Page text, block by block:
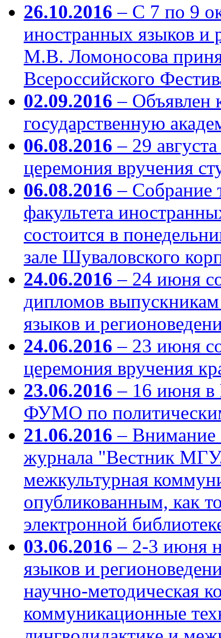
26.10.2016 – С 7 по 9
иностранных языков
М.В. Ломоносова
Всероссийского
02.09.2016 – Объявлен
государственную
06.08.2016 – 29
церемония вручения
06.08.2016 – Собрание
факультета
состоится в
зале Шуваловского
24.06.2016 – 24 июня
дипломов
языков и
24.06.2016 – 23 июня
церемония вручения
23.06.2016 – 16 июня в
ФУМО по
21.06.2016 – Внимание
журнала "Вестник
межкультурная
опубликованным, как
электронной
03.06.2016 – 2-3 июня
языков и
научно-методическая
коммуникационные